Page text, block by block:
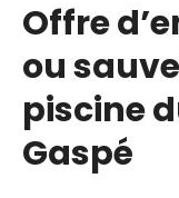
Offre
ou
piscine
Gaspé